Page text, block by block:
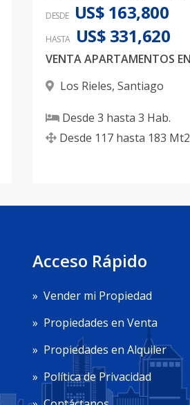
DESDE US$ 163,800
HASTA US$ 331,620
Los Rieles, Santiago
Desde 3 hasta 3 Hab.
Desde 117 hasta 183 Mt2
Acceso Rápido
» Vender mi Propiedad
» Propiedades en Venta
» Propiedades en Alquiler
» Política de Privacidad